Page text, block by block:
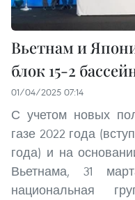
Вьетнам и
блок 15-2
01/04/2025 07:14
С учетом новых
газе 2022 года
года) и на
Вьетнама, 31
национальная